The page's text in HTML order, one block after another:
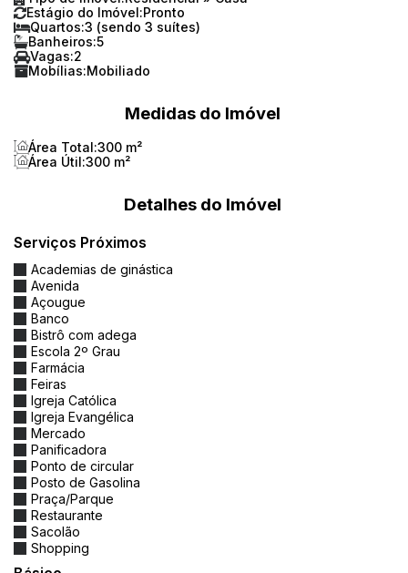
localizado no centro de Balneário com
excelente mobiliado e com acabamento.
Estágio do Imóvel:Pronto
Quartos:3 (sendo 3 suítes)
Banheiros:5
Vagas:2
Mobílias:Mobiliado
Medidas do Imóvel
Área Total:300 m²
Área Útil:300 m²
Detalhes do Imóvel
Serviços Próximos
Academias de ginástica
Avenida
Açougue
Banco
Bistrô com adega
Escola 2º Grau
Farmácia
Feiras
Igreja Católica
Igreja Evangélica
Mercado
Panificadora
Ponto de circular
Posto de Gasolina
Praça/Parque
Restaurante
Sacolão
Shopping